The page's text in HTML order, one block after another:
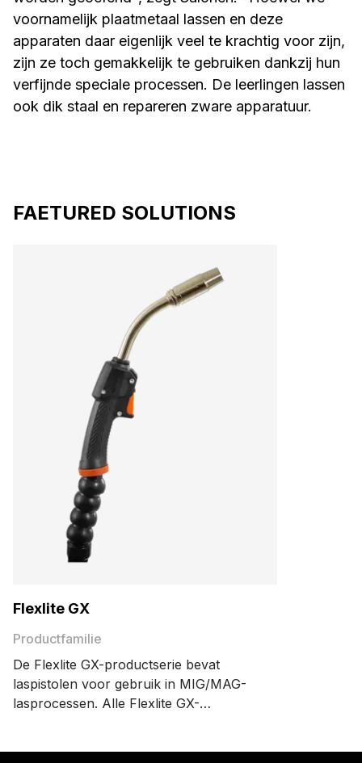
voornamelijk plaatmetaal lassen en deze
apparaten daar eigenlijk veel te krachtig voor zijn,
zijn ze toch gemakkelijk te gebruiken dankzij hun
verfijnde speciale processen. De leerlingen lassen
ook dik staal en repareren zware apparatuur.
FAETURED SOLUTIONS
Flexlite GX
Productfamilie
De Flexlite GX-productserie bevat
laspistolen voor gebruik in MIG/MAG-
lasprocessen. Alle Flexlite GX-